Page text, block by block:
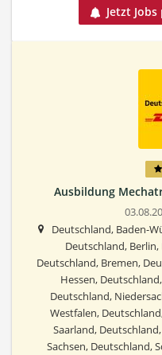
Jetzt
Ausbildung
Deutschland, Baden-
Deutschland,
Deutschland, Bremen,
Hessen,
Deutschland,
Westfalen,
Saarland,
Sachsen, Deutschland,